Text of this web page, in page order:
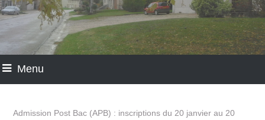
Menu
Admission Post Bac (APB) : inscriptions du 20 janvier au 20